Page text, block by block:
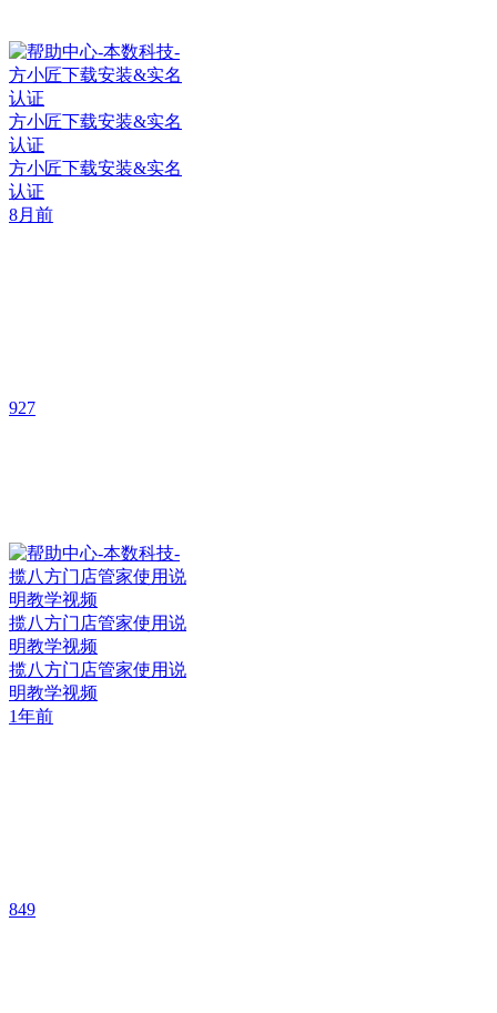
方小匠下载安装&实名
认证
方小匠下载安装&实名
认证
8月前
927
揽八方门店管家使用说
明教学视频
揽八方门店管家使用说
明教学视频
1年前
849